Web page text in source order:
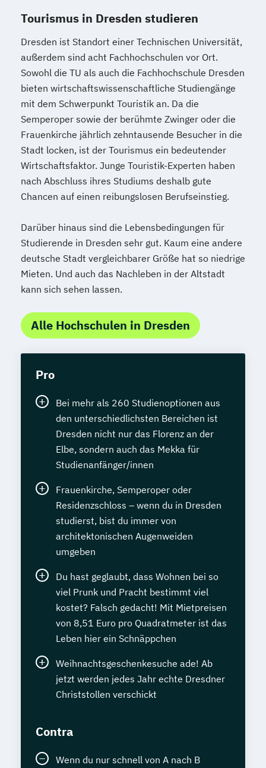
Tourismus in Dresden studieren
Dresden ist Standort einer Technischen Universität,
außerdem sind acht Fachhochschulen vor Ort.
Sowohl die TU als auch die Fachhochschule Dresden
bieten wirtschaftswissenschaftliche Studiengänge
mit dem Schwerpunkt Touristik an. Da die
Semperoper sowie der berühmte Zwinger oder die
Frauenkirche jährlich zehntausende Besucher in die
Stadt locken, ist der Tourismus ein bedeutender
Wirtschaftsfaktor. Junge Touristik-Experten haben
nach Abschluss ihres Studiums deshalb gute
Chancen auf einen reibungslosen Berufseinstieg.
Darüber hinaus sind die Lebensbedingungen für
Studierende in Dresden sehr gut. Kaum eine andere
deutsche Stadt vergleichbarer Größe hat so niedrige
Mieten. Und auch das Nachleben in der Altstadt
kann sich sehen lassen.
Alle Hochschulen in Dresden
Pro
Bei mehr als 260 Studienoptionen aus
den unterschiedlichsten Bereichen ist
Dresden nicht nur das Florenz an der
Elbe, sondern auch das Mekka für
Studienanfänger/innen
Frauenkirche, Semperoper oder
Residenzschloss – wenn du in Dresden
studierst, bist du immer von
architektonischen Augenweiden
umgeben
Du hast geglaubt, dass Wohnen bei so
viel Prunk und Pracht bestimmt viel
kostet? Falsch gedacht! Mit Mietpreisen
von 8,51 Euro pro Quadratmeter ist das
Leben hier ein Schnäppchen
Weihnachtsgeschenkesuche ade! Ab
jetzt werden jedes Jahr echte Dresdner
Christstollen verschickt
Contra
Wenn du nur schnell von A nach B